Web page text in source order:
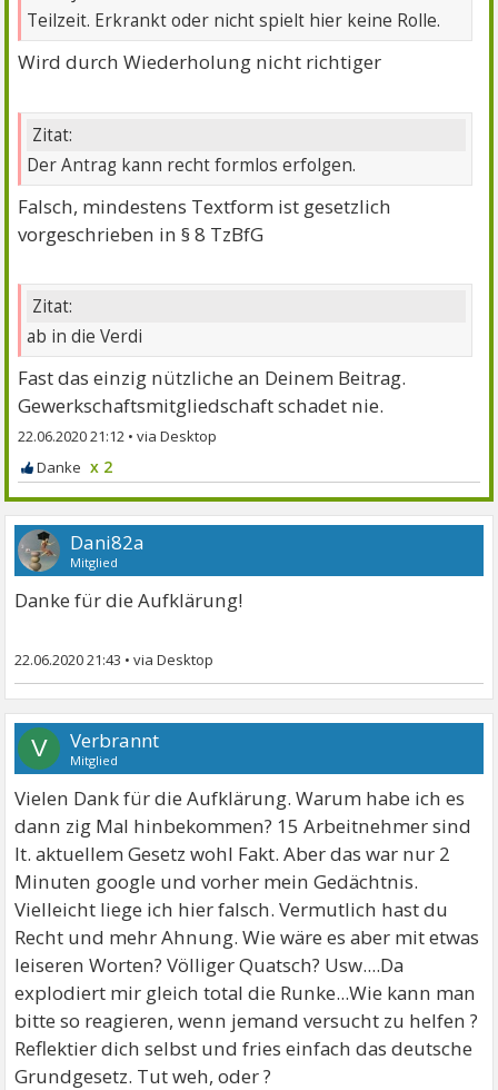
Teilzeit. Erkrankt oder nicht spielt hier keine Rolle.
Wird durch Wiederholung nicht richtiger
Zitat:
Der Antrag kann recht formlos erfolgen.
Falsch, mindestens Textform ist gesetzlich
vorgeschrieben in § 8 TzBfG
Zitat:
ab in die Verdi
Fast das einzig nützliche an Deinem Beitrag.
Gewerkschaftsmitgliedschaft schadet nie.
22.06.2020 21:12 •
x 2
Dani82a
Mitglied
Danke für die Aufklärung!
22.06.2020 21:43 •
V Verbrannt
Mitglied
Vielen Dank für die Aufklärung. Warum habe ich es
dann zig Mal hinbekommen? 15 Arbeitnehmer sind
lt. aktuellem Gesetz wohl Fakt. Aber das war nur 2
Minuten google und vorher mein Gedächtnis.
Vielleicht liege ich hier falsch. Vermutlich hast du
Recht und mehr Ahnung. Wie wäre es aber mit etwas
leiseren Worten? Völliger Quatsch? Usw....Da
explodiert mir gleich total die Runke...Wie kann man
bitte so reagieren, wenn jemand versucht zu helfen ?
Reflektier dich selbst und fries einfach das deutsche
Grundgesetz. Tut weh, oder ?